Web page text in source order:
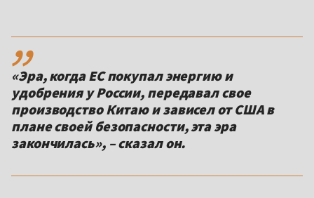
,,
«Эра, когда ЕС покупал энергию и
удобрения у России, передавал свое
производство Китаю и зависел от США в
плане своей безопасности, эта эра
закончилась», – сказал он.